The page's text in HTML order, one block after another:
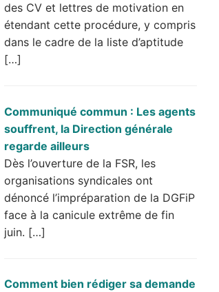
des CV et lettres de motivation en
étendant cette procédure, y compris
dans le cadre de la liste d’aptitude
[…]
Communiqué commun : Les agents
souffrent, la Direction générale
regarde ailleurs
Dès l’ouverture de la FSR, les
organisations syndicales ont
dénoncé l’impréparation de la DGFiP
face à la canicule extrême de fin
juin. […]
Comment bien rédiger sa demande